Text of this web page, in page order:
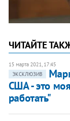
ЧИТАЙТЕ
15 марта 2021, 17:45
ЭКСКЛЮЗИВ
США - это
работать"